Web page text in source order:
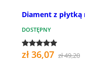
Diament z płytką
DOSTĘPNY
zł 36,07 zł 49,20